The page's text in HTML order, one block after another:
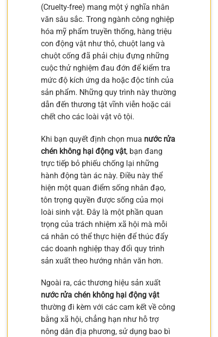
(Cruelty-free) mang một ý nghĩa nhân
văn sâu sắc. Trong ngành công nghiệp
hóa mỹ phẩm truyền thống, hàng triệu
con động vật như thỏ, chuột lang và
chuột cống đã phải chịu đựng những
cuộc thử nghiệm đau đớn để kiểm tra
mức độ kích ứng da hoặc độc tính của
sản phẩm. Những quy trình này thường
dẫn đến thương tật vĩnh viễn hoặc cái
chết cho các loài vật vô tội.
Khi bạn quyết định chọn mua nước rửa
chén không hại động vật, bạn đang
trực tiếp bỏ phiếu chống lại những
hành động tàn ác này. Điều này thể
hiện một quan điểm sống nhân đạo,
tôn trọng quyền được sống của mọi
loài sinh vật. Đây là một phần quan
trọng của trách nhiệm xã hội mà mỗi
cá nhân có thể thực hiện để thúc đẩy
các doanh nghiệp thay đổi quy trình
sản xuất theo hướng nhân văn hơn.
Ngoài ra, các thương hiệu sản xuất
nước rửa chén không hại động vật
thường đi kèm với các cam kết về công
bằng xã hội, chẳng hạn như hỗ trợ
nông dân địa phương, sử dụng bao bì